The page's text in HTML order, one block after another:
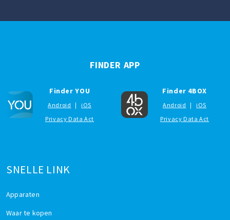
SNELLE LINK
Apparaten
Waar te kopen
FINDER APP
Finder YOU
Android |
iOS
Privacy Data Act
Finder 4BOX
Android |
iOS
Privacy Data Act